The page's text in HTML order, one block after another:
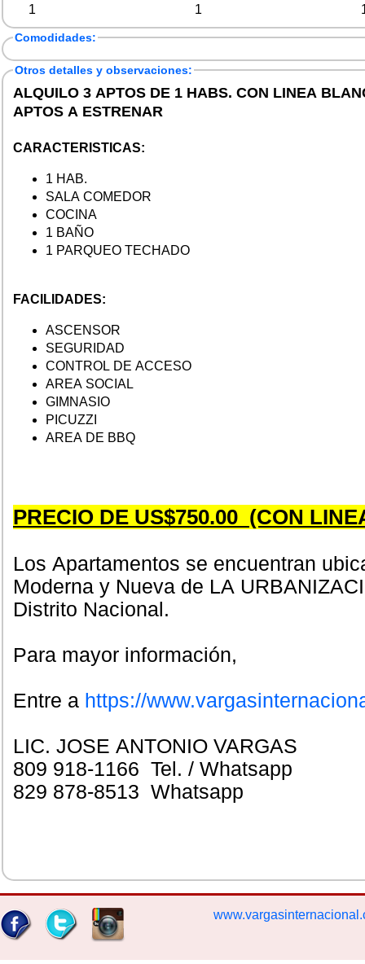
1 1
Comodidades:
Otros detalles y observaciones:
ALQUILO 3 APTOS DE 1 HABS. CON LINEA
APTOS A ESTRENAR
CARACTERISTICAS:
1 HAB.
SALA COMEDOR
COCINA
1 BAÑO
1 PARQUEO TECHADO
FACILIDADES:
ASCENSOR
SEGURIDAD
CONTROL DE ACCESO
AREA SOCIAL
GIMNASIO
PICUZZI
AREA DE BBQ
PRECIO DE US$750.00 (CON
Los Apartamentos se encuentran
Moderna y Nueva de LA
Distrito Nacional.
Para mayor
Entre a https://
LIC. JOSE ANTONIO VARGAS
809 918-1166 Tel. / Whatsapp
829 878-8513 Whatsapp